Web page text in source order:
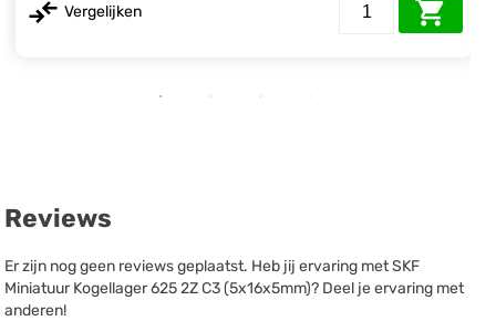
Vergelijken
Reviews
Er zijn nog geen reviews geplaatst. Heb jij ervaring met SKF
Miniatuur Kogellager 625 2Z C3 (5x16x5mm)? Deel je ervaring met
anderen!